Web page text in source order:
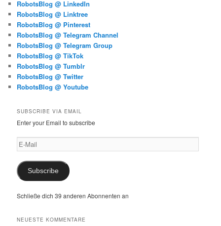
RobotsBlog @ LinkedIn
RobotsBlog @ Linktree
RobotsBlog @ Pinterest
RobotsBlog @ Telegram Channel
RobotsBlog @ Telegram Group
RobotsBlog @ TikTok
RobotsBlog @ Tumblr
RobotsBlog @ Twitter
RobotsBlog @ Youtube
SUBSCRIBE VIA EMAIL
Enter your Email to subscribe
E-
Mail
Subscribe
Schließe dich 39 anderen Abonnenten an
NEUESTE KOMMENTARE